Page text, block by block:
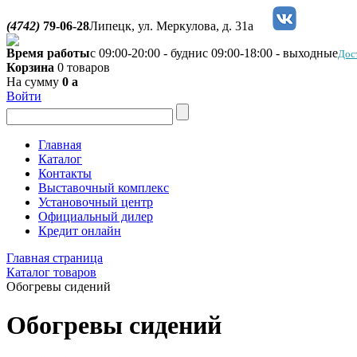
(4742) 79-06-28Липецк, ул. Меркулова, д. 31а
Время работыс 09:00-20:00 - буднис 09:00-18:00 - выходные
Корзина 0 товаров
На сумму 0 a
Войти
Главная
Каталог
Контакты
Выставочный комплекс
Установочный центр
Официальный дилер
Кредит онлайн
Главная страница
Каталог товаров
Обогревы сидений
Обогревы сидений